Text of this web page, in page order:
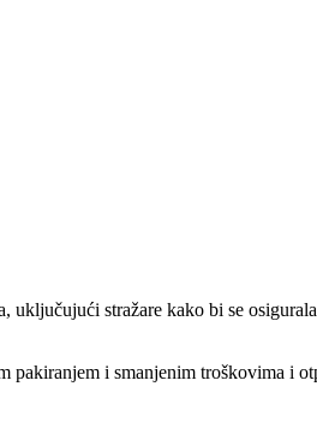
stražare kako bi se
pakiranjem i smanjenim troškovima i